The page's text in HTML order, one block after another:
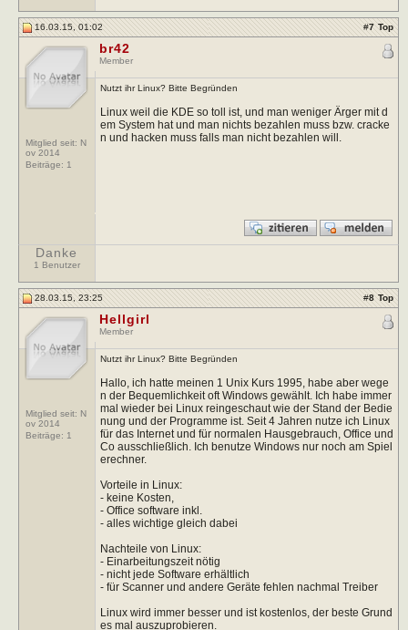
16.03.15, 01:02 #7 Top
Mitglied seit: N
ov 2014
Beiträge: 1
br42
Member
Nutzt ihr Linux? Bitte Begründen
Linux weil die KDE so toll ist, und man weniger Ärger mit d
em System hat und man nichts bezahlen muss bzw. cracke
n und hacken muss falls man nicht bezahlen will.
Danke
1 Benutzer
28.03.15, 23:25 #8 Top
Mitglied seit: N
ov 2014
Beiträge: 1
Hellgirl
Member
Nutzt ihr Linux? Bitte Begründen
Hallo, ich hatte meinen 1 Unix Kurs 1995, habe aber wege
n der Bequemlichkeit oft Windows gewählt. Ich habe immer
mal wieder bei Linux reingeschaut wie der Stand der Bedie
nung und der Programme ist. Seit 4 Jahren nutze ich Linux
für das Internet und für normalen Hausgebrauch, Office und
Co ausschließlich. Ich benutze Windows nur noch am Spiel
erechner.
Vorteile in Linux:
- keine Kosten,
- Office software inkl.
- alles wichtige gleich dabei
Nachteile von Linux:
- Einarbeitungszeit nötig
- nicht jede Software erhältlich
- für Scanner und andere Geräte fehlen nachmal Treiber
Linux wird immer besser und ist kostenlos, der beste Grund
es mal auszuprobieren.